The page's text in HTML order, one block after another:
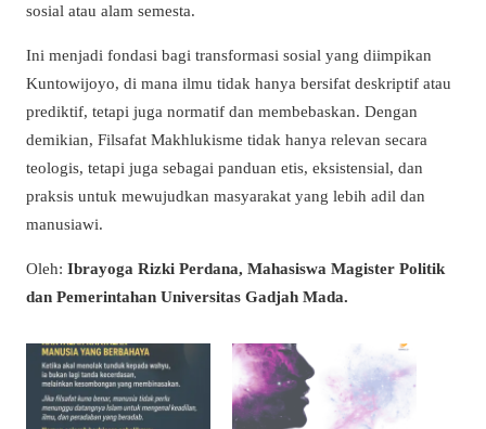
sosial atau alam semesta.
Ini menjadi fondasi bagi transformasi sosial yang diimpikan
Kuntowijoyo, di mana ilmu tidak hanya bersifat deskriptif atau
prediktif, tetapi juga normatif dan membebaskan. Dengan
demikian, Filsafat Makhlukisme tidak hanya relevan secara
teologis, tetapi juga sebagai panduan etis, eksistensial, dan
praksis untuk mewujudkan masyarakat yang lebih adil dan
manusiawi.
Oleh: Ibrayoga Rizki Perdana, Mahasiswa Magister Politik
dan Pemerintahan Universitas Gadjah Mada.